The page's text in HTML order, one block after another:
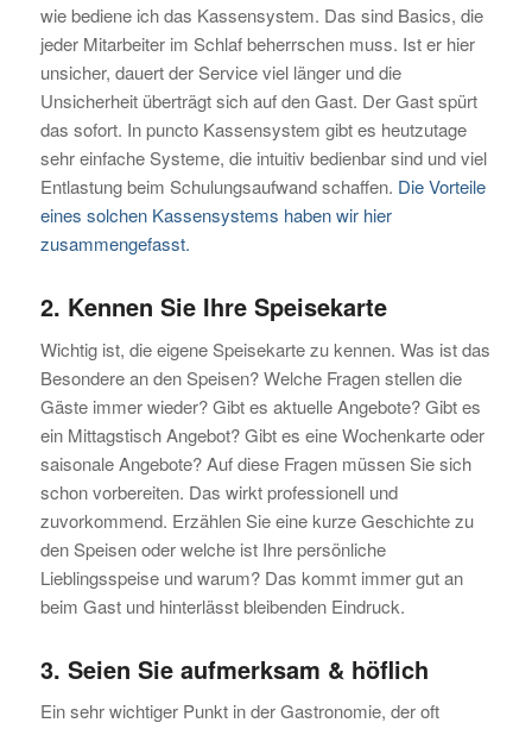
wie bediene ich das Kassensystem. Das sind Basics, die
jeder Mitarbeiter im Schlaf beherrschen muss. Ist er hier
unsicher, dauert der Service viel länger und die
Unsicherheit überträgt sich auf den Gast. Der Gast spürt
das sofort. In puncto Kassensystem gibt es heutzutage
sehr einfache Systeme, die intuitiv bedienbar sind und viel
Entlastung beim Schulungsaufwand schaffen. Die Vorteile
eines solchen Kassensystems haben wir hier
zusammengefasst.
2. Kennen Sie Ihre Speisekarte
Wichtig ist, die eigene Speisekarte zu kennen. Was ist das
Besondere an den Speisen? Welche Fragen stellen die
Gäste immer wieder? Gibt es aktuelle Angebote? Gibt es
ein Mittagstisch Angebot? Gibt es eine Wochenkarte oder
saisonale Angebote? Auf diese Fragen müssen Sie sich
schon vorbereiten. Das wirkt professionell und
zuvorkommend. Erzählen Sie eine kurze Geschichte zu
den Speisen oder welche ist Ihre persönliche
Lieblingsspeise und warum? Das kommt immer gut an
beim Gast und hinterlässt bleibenden Eindruck.
3. Seien Sie aufmerksam & höflich
Ein sehr wichtiger Punkt in der Gastronomie, der oft